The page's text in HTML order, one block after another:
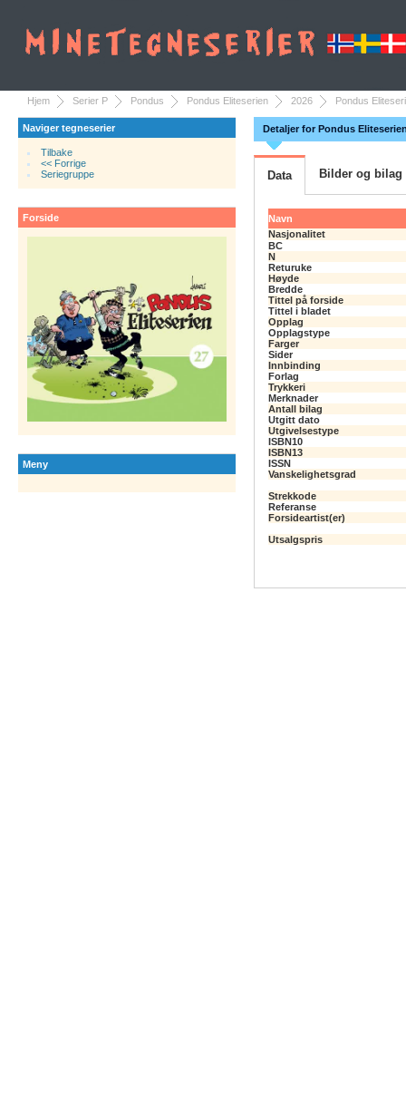
Hjem Serier P Pondus Pondus Eliteserien 2026 Pondus
Naviger tegneserier
Tilbake
<< Forrige
Seriegruppe
Forside
Meny
Detaljer for Pondus
Data Bilder og bilag
Navn
Nasjonalitet
BC
N
Returuke
Høyde
Bredde
Tittel på forside
Tittel i bladet
Opplag
Opplagstype
Farger
Sider
Innbinding
Forlag
Trykkeri
Merknader
Antall bilag
Utgitt dato
Utgivelsestype
ISBN10
ISBN13
ISSN
Vanskelighetsgrad
Strekkode
Referanse
Forsideartist(er)
Utsalgspris